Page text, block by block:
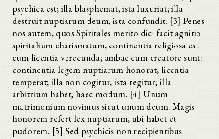
psychica est; illa blasphemat, ista luxuriat; illa
destruit nuptiarum deum, ista confundit. [3] Penes
nos autem, quos Spiritales merito dici facit agnitio
spiritalium charismatum, continentia religiosa est
cum licentia verecunda; ambae cum creatore sunt:
continentia legem nuptiarum honorat, licentia
temperat; illa non cogitur, ista regitur; illa
arbitrium habet, haec modum. [4] Unum
matrimonium novimus sicut unum deum. Magis
honorem refert lex nuptiarum, ubi habet et
pudorem. [5] Sed psychicis non recipientibus